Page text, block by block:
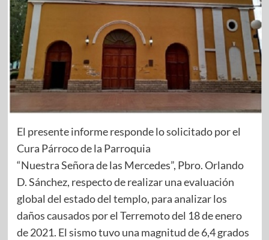
El presente informe responde lo solicitado por el
Cura Párroco de la Parroquia
“Nuestra Señora de las Mercedes”, Pbro. Orlando
D. Sánchez, respecto de realizar una evaluación
global del estado del templo, para analizar los
daños causados por el Terremoto del 18 de enero
de 2021. El sismo tuvo una magnitud de 6,4 grados